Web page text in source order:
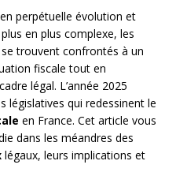
perpétuelle évolution et
en plus complexe, les
trouvent confrontés à un
fiscale tout en
légal. L’année 2025
qui redessinent le
en France. Cet article vous
dans les méandres des
légaux, leurs implications et